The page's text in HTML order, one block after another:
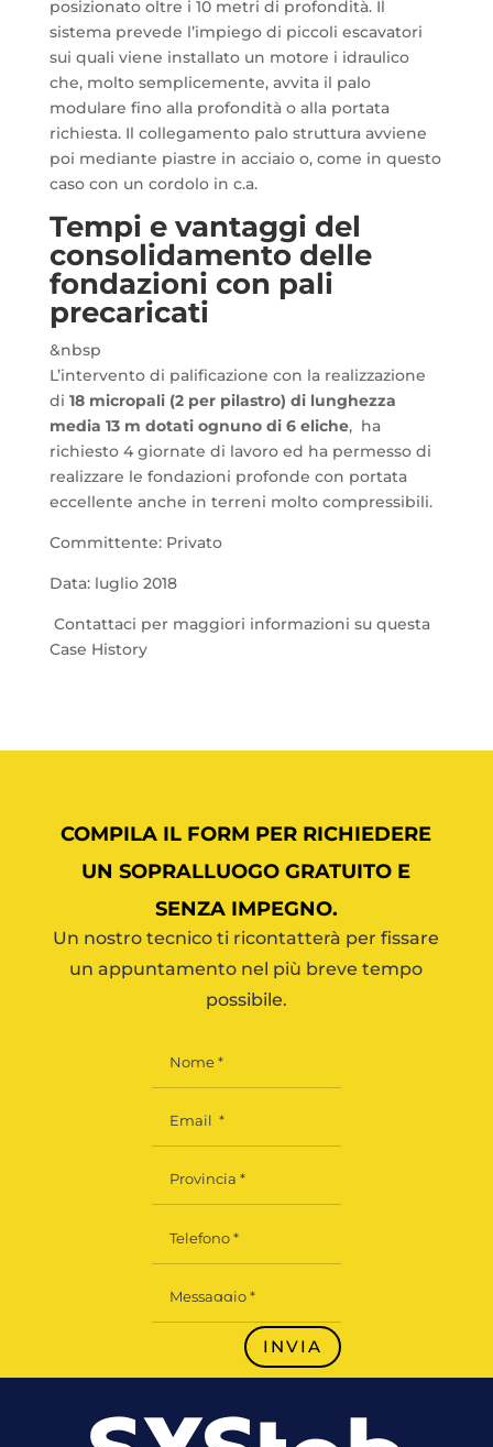
posizionato oltre i 10 metri di profondità. Il
sistema prevede l’impiego di piccoli escavatori
sui quali viene installato un motore i idraulico
che, molto semplicemente, avvita il palo
modulare fino alla profondità o alla portata
richiesta. Il collegamento palo struttura avviene
poi mediante piastre in acciaio o, come in questo
caso con un cordolo in c.a.
Tempi e vantaggi del
consolidamento delle
fondazioni con pali
precaricati
&nbsp
L’intervento di palificazione con la realizzazione
di 18 micropali (2 per pilastro) di lunghezza
media 13 m dotati ognuno di 6 eliche, ha
richiesto 4 giornate di lavoro ed ha permesso di
realizzare le fondazioni profonde con portata
eccellente anche in terreni molto compressibili.
Committente: Privato
Data: luglio 2018
Contattaci per maggiori informazioni su questa
Case History
COMPILA IL FORM PER RICHIEDERE
UN SOPRALLUOGO GRATUITO E
SENZA IMPEGNO.
Un nostro tecnico ti ricontatterà per fissare
un appuntamento nel più breve tempo
possibile.
INVIA